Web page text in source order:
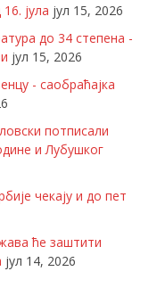
јула јул 15, 2026
до 34 степена -
јул 15, 2026
- саобраћајка
потписали
и Лубушког
чекају и до пет
ће заштити
јул 14, 2026